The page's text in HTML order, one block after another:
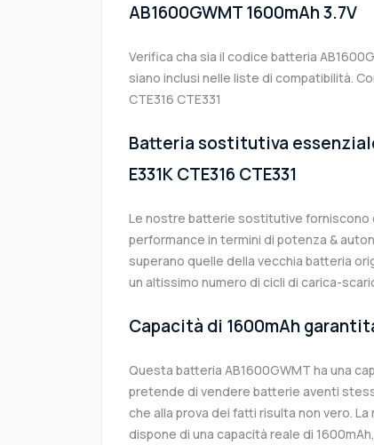
AB1600GWMT 1600mAh 3.7V
Verifica cha sia il codice batteria
siano inclusi nelle liste di compatibilità.
CTE316 CTE331
Batteria sostitutiva
E331K CTE316 CTE331
Le nostre batterie sostitutive forniscono
performance in termini di potenza &
superano quelle della vecchia batteria
un altissimo numero di cicli di carica-
Capacità di 1600mAh
Questa batteria AB1600GWMT ha una
pretende di vendere batterie aventi
che alla prova dei fatti risulta non vero.
dispone di una capacità reale di